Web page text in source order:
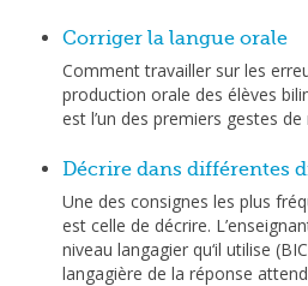
Corriger la langue orale
Comment travailler sur les
production orale des élèves
est l’un des premiers gestes
Décrire dans différentes
Une des consignes les plus
est celle de décrire.
niveau langagier qu‘il utilise
langagière de la réponse